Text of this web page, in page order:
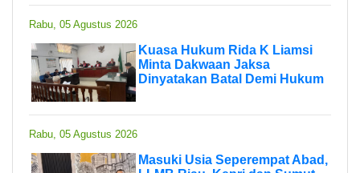
Rabu, 05 Agustus 2026
Kuasa Hukum Rida K Liamsi
Minta Dakwaan Jaksa
Dinyatakan Batal Demi Hukum
Rabu, 05 Agustus 2026
Masuki Usia Seperempat Abad,